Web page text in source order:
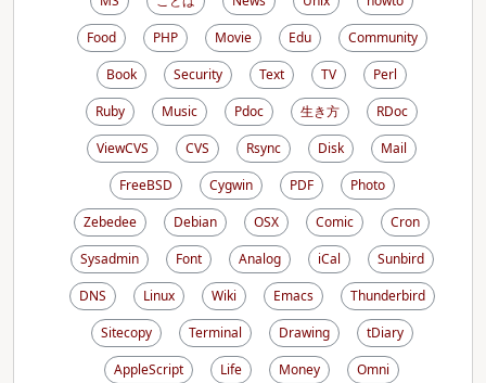
Food
PHP Movie Edu
Community
Book
Security Text TV
Perl
Ruby
Music Pdoc 生き方
RDoc
ViewCVS
CVS Rsync Disk
Mail
FreeBSD
Cygwin PDF
Photo
Zebedee
Debian OSX Comic
Cron
Sysadmin
Font Analog iCal
Sunbird
DNS
Linux Wiki Emacs
Thunderbird
Sitecopy
Terminal Drawing
tDiary
AppleScript
Life Money
Omni